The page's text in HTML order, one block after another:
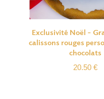
Exclusivité Noël –
calissons rouges
chocolats
20.50 €